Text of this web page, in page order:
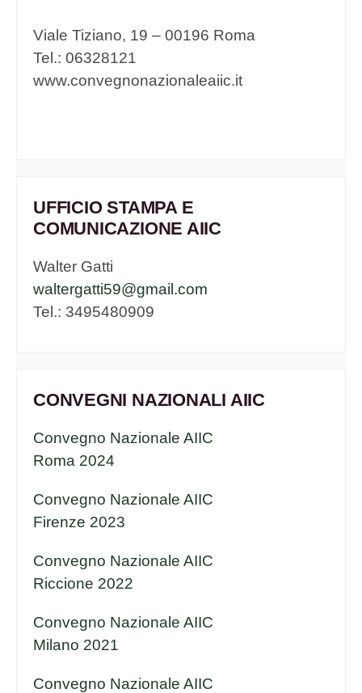
Viale Tiziano, 19 – 00196 Roma
Tel.: 06328121
www.convegnonazionaleaiic.it
UFFICIO STAMPA E
COMUNICAZIONE AIIC
Walter Gatti
waltergatti59@gmail.com
Tel.: 3495480909
CONVEGNI NAZIONALI AIIC
Convegno Nazionale AIIC
Roma 2024
Convegno Nazionale AIIC
Firenze 2023
Convegno Nazionale AIIC
Riccione 2022
Convegno Nazionale AIIC
Milano 2021
Convegno Nazionale AIIC